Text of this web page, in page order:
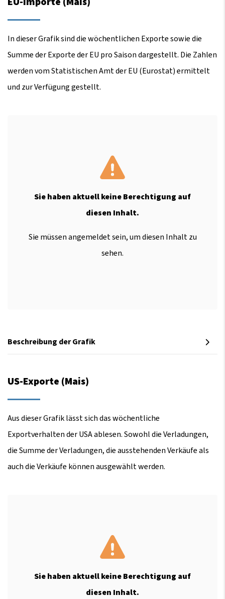
In dieser Grafik sind die wöchentlichen Exporte sowie die
Summe der Exporte der EU pro Saison dargestellt. Die Zahlen
werden vom Statistischen Amt der EU (Eurostat) ermittelt
und zur Verfügung gestellt.
Sie haben aktuell keine Berechtigung auf
diesen Inhalt.
Sie müssen angemeldet sein, um diesen Inhalt zu
sehen.
Beschreibung der Grafik
US-Exporte (Mais)
Aus dieser Grafik lässt sich das wöchentliche
Exportverhalten der USA ablesen. Sowohl die Verladungen,
die Summe der Verladungen, die ausstehenden Verkäufe als
auch die Verkäufe können ausgewählt werden.
Sie haben aktuell keine Berechtigung auf
diesen Inhalt.